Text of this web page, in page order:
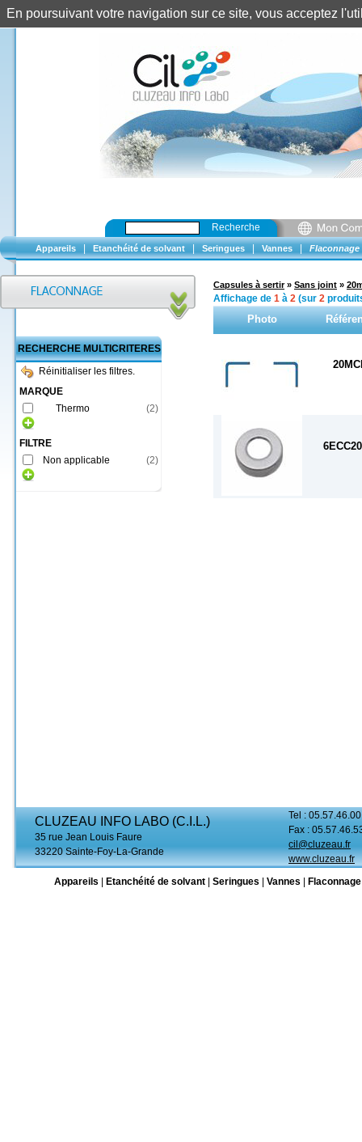
Recherche
Appareils Etanchéité de solvant Seringues Vannes Flaconnage
RECHERCHE MULTICRITERES
Réinitialiser les filtres.
MARQUE
Thermo
(2)
FILTRE
Non applicable
(2)
Capsules à sertir» Sans joint »
Affichage de 1 à 2 (sur 2
Photo
CLUZEAU INFO LABO (C.I.L.)
35 rue Jean Louis Faure
33220 Sainte-Foy-La-Grande
Tel :
Fax :
cil@cluzeau.fr
www.cluzeau.fr
Appareils
Etanchéité de solvant Seringues Vannes Flaconnage
En poursuivant votre navigation sur ce site, vous acceptez